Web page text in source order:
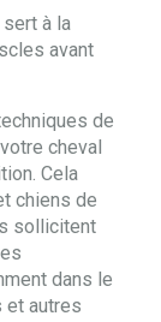
à la
avant
de
cheval
Cela
chiens de
sollicitent
dans le
et autres